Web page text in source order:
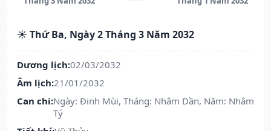
☀️ Thứ Ba, Ngày 2 Tháng 3 Năm 2032
Dương lịch:02/03/2032
Âm lịch:21/01/2032
Can chi:Ngày: Đinh Mùi, Tháng: Nhâm Dần, Năm: Nhâm
Tý